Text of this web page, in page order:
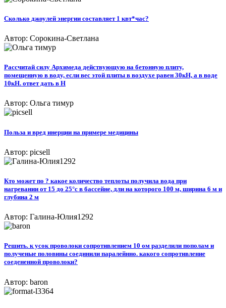
Сколько джоулей энергии составляет 1 квт*час?
Автор: Сорокина-Светлана
Рассчитай силу Архимеда действующую на бетонную плиту,
помещенную в воду, если вес этой плиты в воздухе равен 30кН, а в воде
10кН. ответ дать в Н
Автор: Ольга тимур
Польза и вред инерции на примере медицины
Автор: picsell
Кто может по ? какое количество теплоты получила вода при
нагревании от 15 до 25°c в бассейне, дли на которого 100 м, ширина 6 м и
глубина 2 м
Автор: Галина-Юлия1292
Решить. к усок проволоки сопротивлением 10 ом разделили пополам и
полученые половины соединили паралейнно. какого сопротивление
соедененной проволоки?
Автор: baron